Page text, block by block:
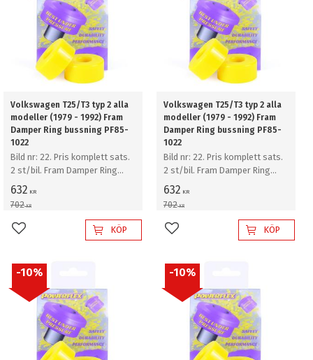
Volkswagen T25/T3 typ 2 alla
modeller (1979 - 1992) Fram
Damper Ring bussning PF85-
1022
Bild nr: 22. Pris komplett sats.
2 st/bil. Fram Damper Ring
bussning
632 KR
702KR
Lägg till i favoriterKÖP
Volkswagen T25/T3 typ 2 alla
modeller (1979 - 1992) Fram
Damper Ring bussning PF85-
1022
Bild nr: 22. Pris komplett sats.
2 st/bil. Fram Damper Ring
bussning
632 KR
702KR
Lägg till i favoriterKÖP
10% 10%